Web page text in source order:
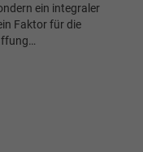
ein integraler
Faktor für die